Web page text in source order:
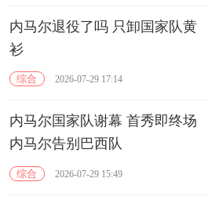
内马尔退役了吗 只卸国家队黄
衫
综合 2026-07-29 17:14
内马尔国家队谢幕 首秀即终场
内马尔告别巴西队
综合 2026-07-29 15:49